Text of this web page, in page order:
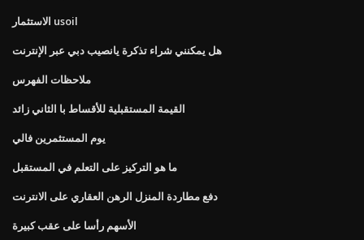
الاستثمار usoil
هل يمكنني شراء تذكرة يانصيب دبي عبر الإنترنت
ملاحظات الفهرس
القيمة المستقبلية للأقساط با الثاني زائد
يوم المستثمرين فالي
ما هو التركيز على التعلم في المستقبل
دفع مطاردة المنزل الرهن العقاري على الانترنت
الأسهم رأسا على عقب كبيرة